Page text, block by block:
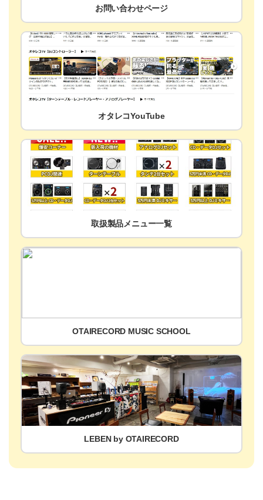
お問い合わせページ
オタレコYouTube
取扱製品メニュー一覧
OTAIRECORD MUSIC SCHOOL
LEBEN by OTAIRECORD